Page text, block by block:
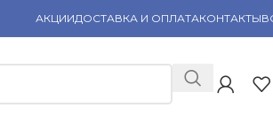
АКЦИИДОСТАВКА И ОПЛАТАКОНТАКТЫ